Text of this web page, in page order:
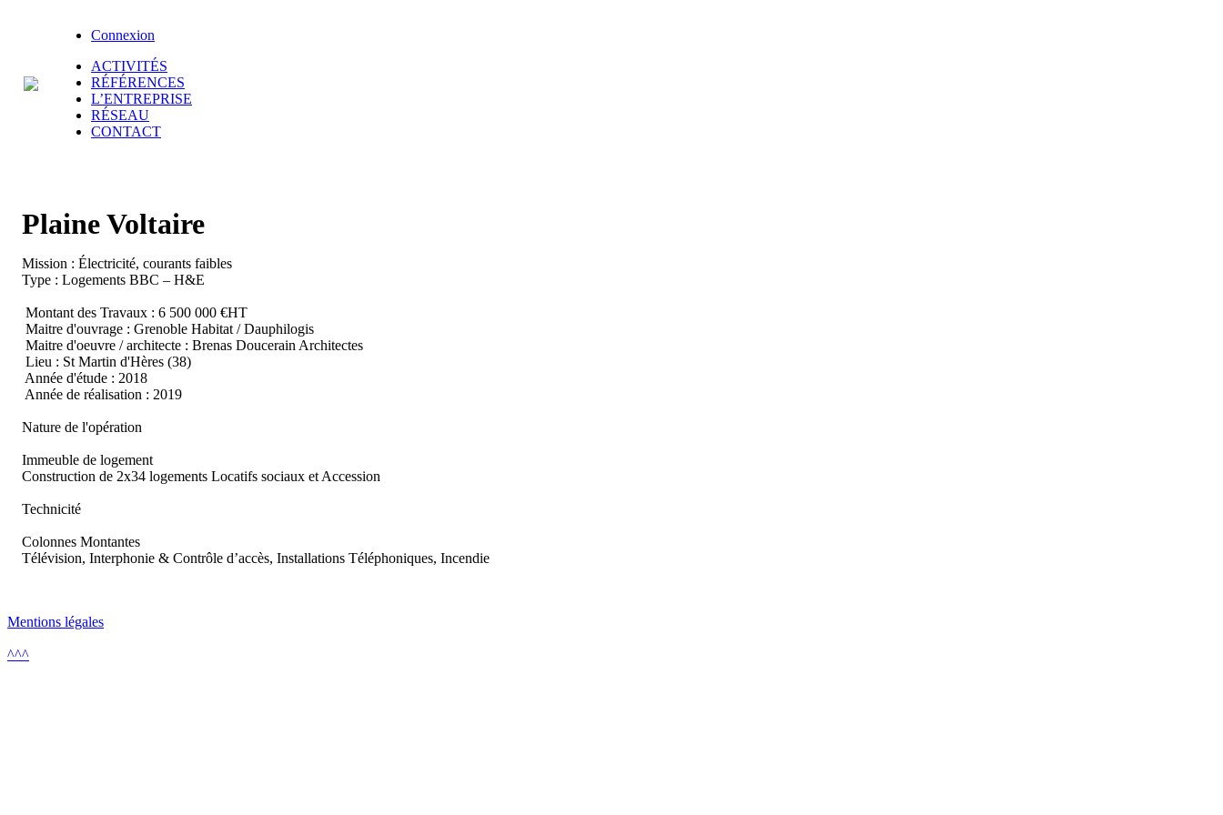
Connexion
ACTIVITÉS
RÉFÉRENCES
L’ENTREPRISE
RÉSEAU
CONTACT
Plaine Voltaire
Mission : Électricité, courants faibles
Type : Logements BBC – H&E
Montant des Travaux : 6 500 000 €HT
Maitre d'ouvrage : Grenoble Habitat / Dauphilogis
Maitre d'oeuvre / architecte : Brenas Doucerain Architectes
Lieu : St Martin d'Hères (38)
Année d'étude : 2018
Année de réalisation : 2019
Nature de l'opération
Immeuble de logement
Construction de 2x34 logements Locatifs sociaux et Accession
Technicité
Colonnes Montantes
Télévision, Interphonie & Contrôle d’accès, Installations Téléphoniques, Incendie
Mentions légales
^^^